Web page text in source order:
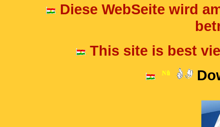
Diese WebSeite wird
This site is best